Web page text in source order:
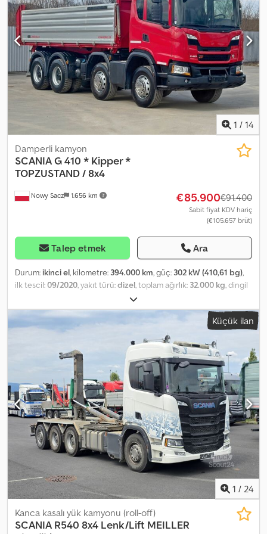
Fahrtenschreiber Dodpfxjv Ddb Ue Abaswa Nutzlast: 20.000 kg
Gesamtgewicht: 34.000 kg Radstand: 200/220/135 cm
Reifengröße: 13R22,5 Federung: Blattfederung Kontakt: KUBA –
Polnisch, Englisch, Deutsch, Italienisch SEBASTIAN – Polnisch,
Deutsch, Italienisch, ????? LASZLO – Ungarisch COSTEL –
Rumänisch (Für den Export erledigen wir alle Formalitäten inkl.
Nummernschilder) RADEK – ????? Ref.-Nr.: 41787
1 / 14
Nowy Sacz 1.656 km
Damperli kamyon
SCANIAG 410 * Kipper *
TOPZUSTAND / 8x4
€85.900€91.400
Sabit fiyat KDV hariç
(€105.657 brüt)
Talep etmek Ara
Durum: ikinci el, kilometre: 394.000 km, güç: 302 kW (410,61 bg),
ilk tescil:09/2020, yakıt türü:dizel, toplam ağırlık: 32.000 kg, dingil
kırmızı
alanı uzunluğu:5.700 mm, yükleme alanı genişliği:2.400 mm,
yükleme alanı yüksekliği:1.000 mm , Üretim yılı:2020
, Donanım:
, Scania G 410 / 8x4 DAMPERLİ KAMYON KAZASIZ İyi
durumda! • Üretim yılı: 2020 • Kilometre: 394.000 km DONANIMLAR:
• ABS Dwodpfxeyv Tzte Abaja • Elektrikli camlar • Hidrolik
direksiyon • Takograf Taşıma kapasitesi: 20.000 kg Toplam ağırlık:
32.000 kg Dingil mesafesi: 200/235/136 cm Lastik ölçüsü:
315/80R22,5 Süspansiyon: Yaprak yaylı TEL: KUBA – POLONYA,
İNGİLİZCE, ALMANCA, İTALYANCA SEBASTIAN – POLONYA,
ALMANCA, İTALYANCA, ????? LASZLO – MACARCA COSTEL –
ROMENCE (Tüm ihracat işlemlerini ve plaka işlemlerini
gerçekleştiriyoruz) RADEK – ????? Ref. no: 2
Küçük ilan
1 / 24
Kanca kasalı yük kamyonu (roll-off)
SCANIA R540 8x4 Lenk/Lift MEILLER